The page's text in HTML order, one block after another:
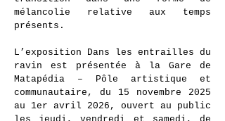
mélancolie relative aux temps
présents.
L’exposition Dans les entrailles du
ravin est présentée à la Gare de
Matapédia – Pôle artistique et
communautaire, du 15 novembre 2025
au 1er avril 2026, ouvert au public